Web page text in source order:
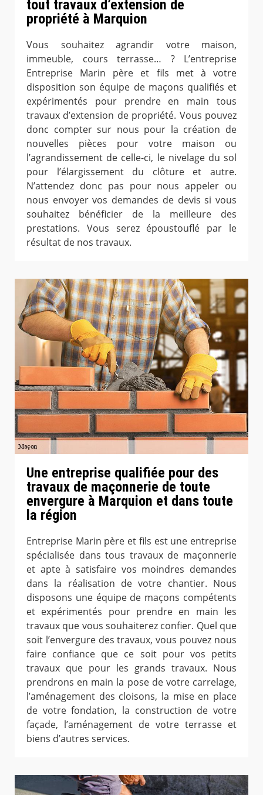
tout travaux d’extension de
propriété à Marquion
Vous souhaitez agrandir votre maison,
immeuble, cours terrasse… ? L’entreprise
Entreprise Marin père et fils met à votre
disposition son équipe de maçons qualifiés et
expérimentés pour prendre en main tous
travaux d’extension de propriété. Vous pouvez
donc compter sur nous pour la création de
nouvelles pièces pour votre maison ou
l’agrandissement de celle-ci, le nivelage du sol
pour l’élargissement du clôture et autre.
N’attendez donc pas pour nous appeler ou
nous envoyer vos demandes de devis si vous
souhaitez bénéficier de la meilleure des
prestations. Vous serez époustouflé par le
résultat de nos travaux.
Une entreprise qualifiée pour des
travaux de maçonnerie de toute
envergure à Marquion et dans toute
la région
Entreprise Marin père et fils est une entreprise
spécialisée dans tous travaux de maçonnerie
et apte à satisfaire vos moindres demandes
dans la réalisation de votre chantier. Nous
disposons une équipe de maçons compétents
et expérimentés pour prendre en main les
travaux que vous souhaiterez confier. Quel que
soit l’envergure des travaux, vous pouvez nous
faire confiance que ce soit pour vos petits
travaux que pour les grands travaux. Nous
prendrons en main la pose de votre carrelage,
l’aménagement des cloisons, la mise en place
de votre fondation, la construction de votre
façade, l’aménagement de votre terrasse et
biens d’autres services.